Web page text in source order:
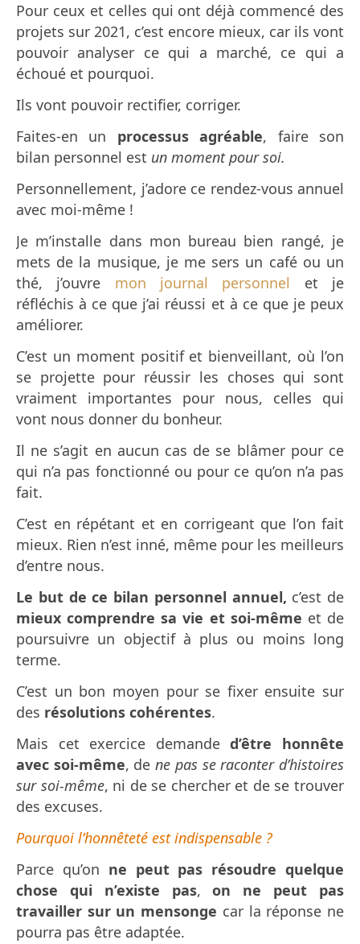
Pour ceux et celles qui ont déjà commencé des
projets sur 2021, c’est encore mieux, car ils vont
pouvoir analyser ce qui a marché, ce qui a
échoué et pourquoi.
Ils vont pouvoir rectifier, corriger.
Faites-en un processus agréable, faire son
bilan personnel est un moment pour soi.
Personnellement, j’adore ce rendez-vous annuel
avec moi-même !
Je m’installe dans mon bureau bien rangé, je
mets de la musique, je me sers un café ou un
thé, j’ouvre mon journal personnel et je
réfléchis à ce que j’ai réussi et à ce que je peux
améliorer.
C’est un moment positif et bienveillant, où l’on
se projette pour réussir les choses qui sont
vraiment importantes pour nous, celles qui
vont nous donner du bonheur.
Il ne s’agit en aucun cas de se blâmer pour ce
qui n’a pas fonctionné ou pour ce qu’on n’a pas
fait.
C’est en répétant et en corrigeant que l’on fait
mieux. Rien n’est inné, même pour les meilleurs
d’entre nous.
Le but de ce bilan personnel annuel, c’est de
mieux comprendre sa vie et soi-même et de
poursuivre un objectif à plus ou moins long
terme.
C’est un bon moyen pour se fixer ensuite sur
des résolutions cohérentes.
Mais cet exercice demanded’être honnête
avec soi-même, dene pas se raconter d’histoires
sur soi-même, ni de se chercher et de se trouver
des excuses.
Pourquoi l’honnêteté est indispensable ?
Parce qu’on ne peut pas résoudre quelque
chose qui n’existe pas,on ne peut pas
travailler sur un mensonge car la réponse ne
pourra pas être adaptée.